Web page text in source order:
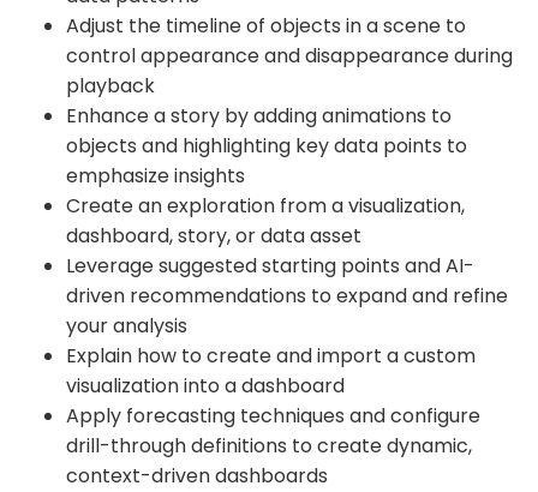
Adjust the timeline of objects in a scene to
control appearance and disappearance during
playback
Enhance a story by adding animations to
objects and highlighting key data points to
emphasize insights
Create an exploration from a visualization,
dashboard, story, or data asset
Leverage suggested starting points and AI-
driven recommendations to expand and refine
your analysis
Explain how to create and import a custom
visualization into a dashboard
Apply forecasting techniques and configure
drill-through definitions to create dynamic,
context-driven dashboards